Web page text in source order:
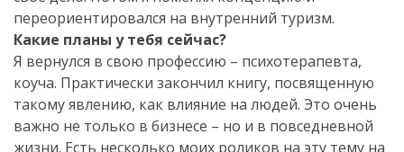
переориентировался на внутренний туризм.
Какие планы у тебя сейчас?
Я вернулся в свою профессию – психотерапевта,
коуча. Практически закончил книгу, посвященную
такому явлению, как влияние на людей. Это очень
важно не только в бизнесе – но и в повседневной
жизни. Есть несколько моих роликов на эту тему на